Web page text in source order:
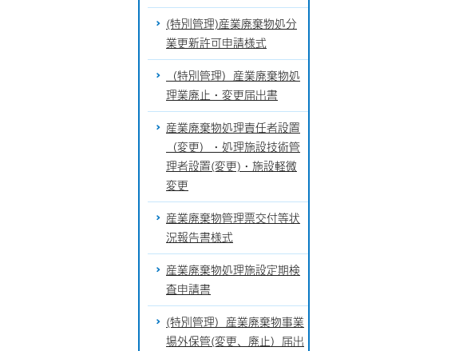
(特別管理)産業廃棄物処分
業更新許可申請様式
（特別管理）産業廃棄物処
理業廃止・変更届出書
産業廃棄物処理責任者設置
（変更）・処理施設技術管
理者設置(変更)・施設軽微
変更
産業廃棄物管理票交付等状
況報告書様式
産業廃棄物処理施設定期検
査申請書
(特別管理）産業廃棄物事業
場外保管(変更、廃止）届出